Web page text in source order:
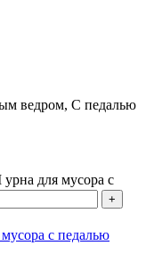
ведром, С педалью
для мусора с